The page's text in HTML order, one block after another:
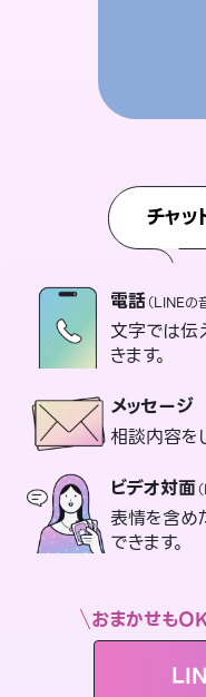
チャ
電話（LINEの
文字では伝
きます。
メッセージ
相談内容を
ビデオ対面
表情を含め
できます。
おまかせも